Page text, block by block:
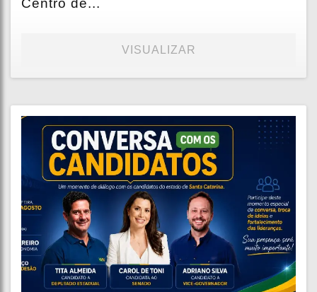
Centro de...
VISUALIZAR